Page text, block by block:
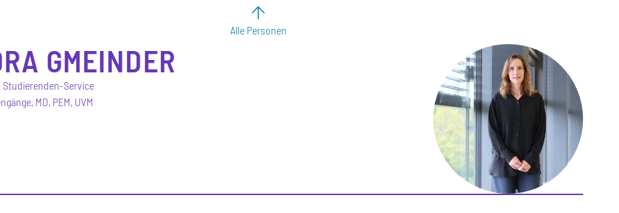
Alle Personen
GMEINDER
Service
MD, PEM, UVM